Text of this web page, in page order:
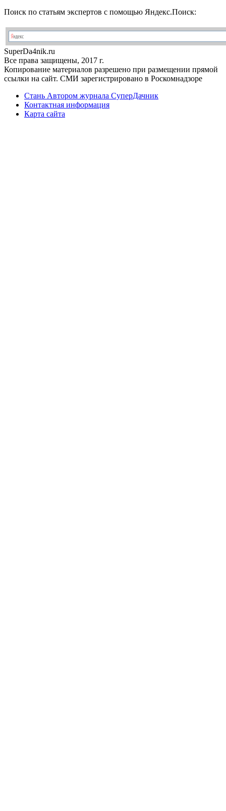
Поиск по статьям экспертов с помощью Яндекс.Поиск:
SuperDa4nik.ru
Все права защищены, 2017 г.
Копирование материалов разрешено при размещении прямой
ссылки на сайт. СМИ зарегистрировано в Роскомнадзоре
Стань Автором журнала СуперДачник
Контактная информация
Карта сайта